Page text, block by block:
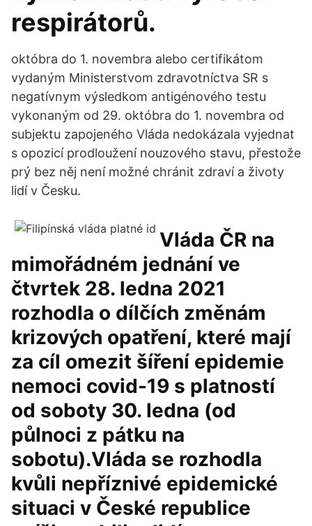
respirátorů.
októbra do 1. novembra alebo certifikátom
vydaným Ministerstvom zdravotníctva SR s
negatívnym výsledkom antigénového testu
vykonaným od 29. októbra do 1. novembra od
subjektu zapojeného Vláda nedokázala vyjednat
s opozicí prodloužení nouzového stavu, přestože
prý bez něj není možné chránit zdraví a životy
lidí v Česku.
Vláda ČR na
mimořádném jednání ve
čtvrtek 28. ledna 2021
rozhodla o dílčích změnám
krizových opatření, které mají
za cíl omezit šíření epidemie
nemoci covid-19 s platností
od soboty 30. ledna (od
půlnoci z pátku na
sobotu).Vláda se rozhodla
kvůli nepříznivé epidemické
situaci v České republice